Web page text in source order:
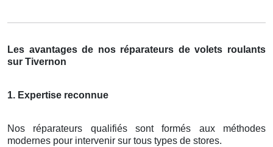
Les avantages de nos réparateurs de volets roulants
sur Tivernon
1. Expertise reconnue
Nos réparateurs qualifiés sont formés aux méthodes
modernes pour intervenir sur tous types de stores.